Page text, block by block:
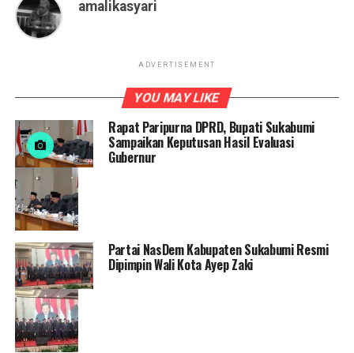
amalikasyari
ADVERTISEMENT
YOU MAY LIKE
Rapat Paripurna DPRD, Bupati Sukabumi
Sampaikan Keputusan Hasil Evaluasi
Gubernur
Partai NasDem Kabupaten Sukabumi Resmi
Dipimpin Wali Kota Ayep Zaki